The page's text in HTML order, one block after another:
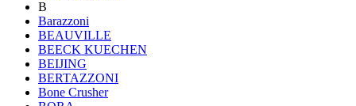
B
Barazzoni
BEAUVILLE
BEECK KUECHEN
BEIJING
BERTAZZONI
Bone Crusher